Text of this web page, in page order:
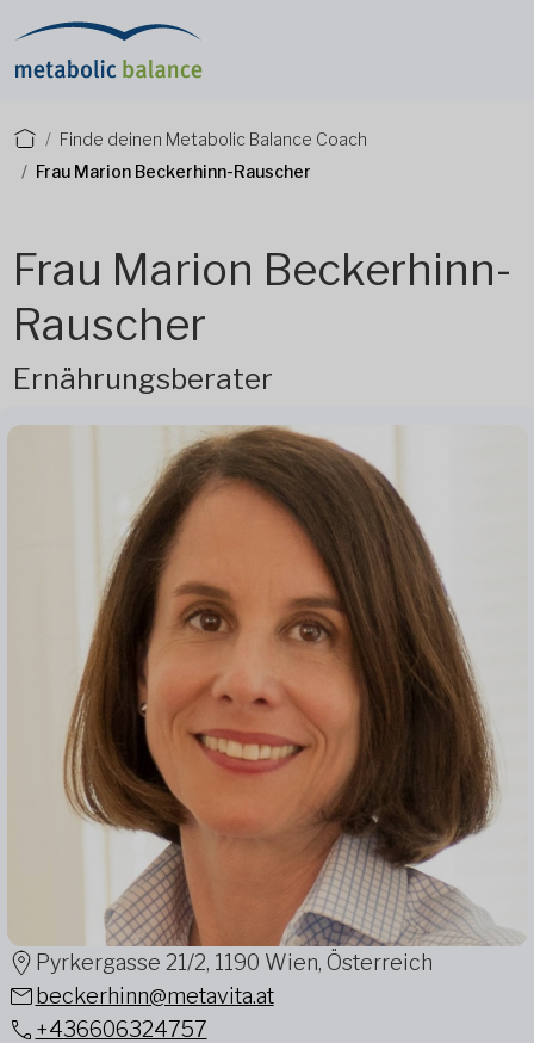
Finde deinen Metabolic Balance Coach
Frau Marion Beckerhinn-Rauscher
Frau Marion Beckerhinn-
Rauscher
Ernährungsberater
Pyrkergasse 21/2, 1190 Wien, Österreich
beckerhinn@metavita.at
+436606324757